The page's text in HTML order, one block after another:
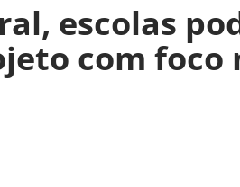
escolas
com foco